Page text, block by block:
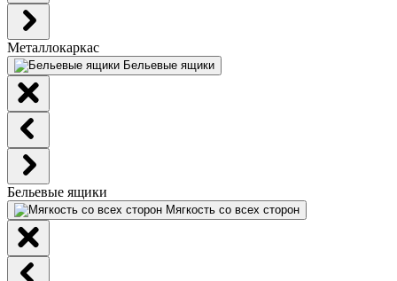
Металлокаркас
Бельевые ящики
Бельевые ящики
Мягкость со всех сторон